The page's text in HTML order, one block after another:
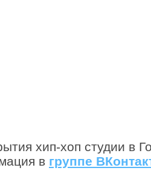
хип-хоп студии в
в группе